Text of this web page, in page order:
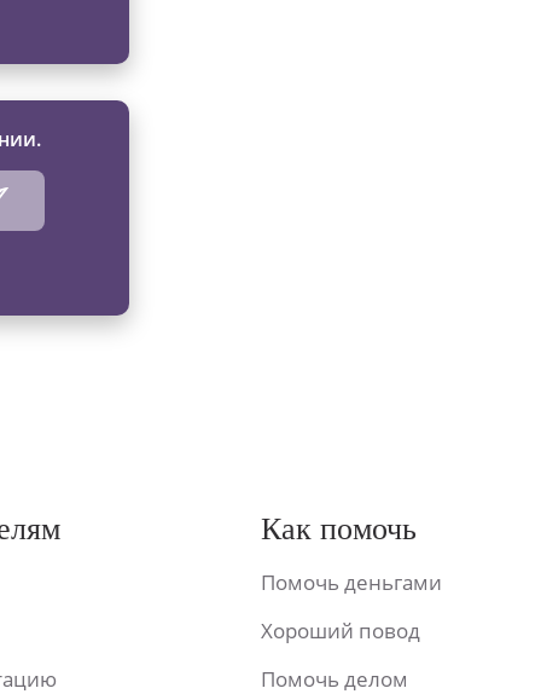
Как помочь
Помочь деньгами
Хороший повод
Помочь делом